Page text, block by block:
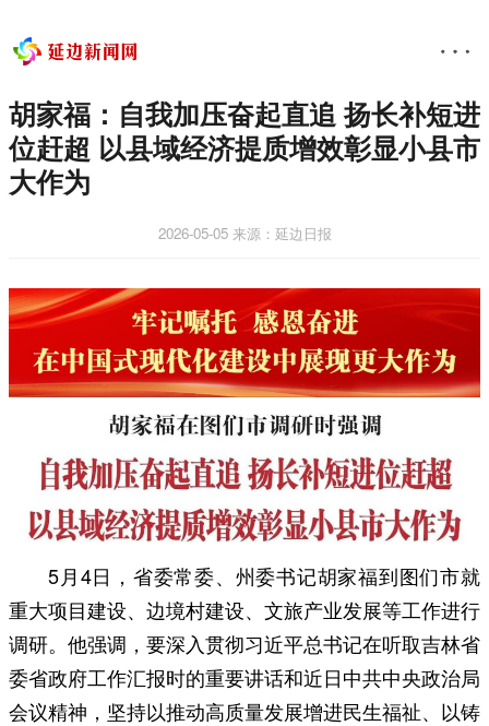
胡家福：自我加压奋起直追 扬长补短进
位赶超 以县域经济提质增效彰显小县市
大作为
2026-05-05 来源：延边日报
5月4日，省委常委、州委书记胡家福到图们市就
重大项目建设、边境村建设、文旅产业发展等工作进行
调研。他强调，要深入贯彻习近平总书记在听取吉林省
委省政府工作汇报时的重要讲话和近日中共中央政治局
会议精神，坚持以推动高质量发展增进民生福祉、以铸